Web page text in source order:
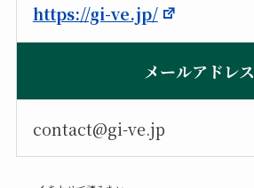
https://gi-ve.jp/
メールアドレス
contact@gi-ve.jp